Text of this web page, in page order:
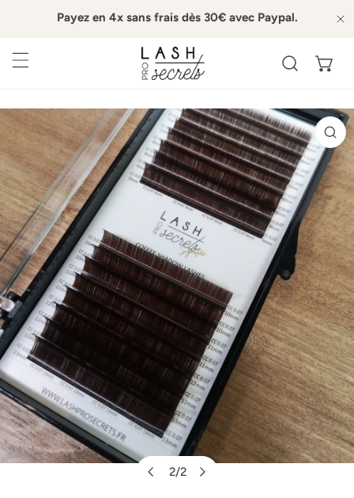
AU CONTENUPayez en 4x sans frais dès 30€ avec Paypal.
SUR LE PRODUIT
2/2
OUVRIR LE MÉDIA DANS LA VUE GALERIE